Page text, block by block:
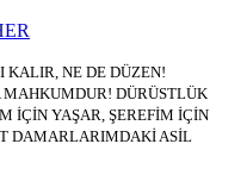
KALIR, NE DE DÜZEN!
DÜRÜSTLÜK
İÇİN YAŞAR, ŞEREFİM İÇİN
DAMARLARIMDAKİ ASİL